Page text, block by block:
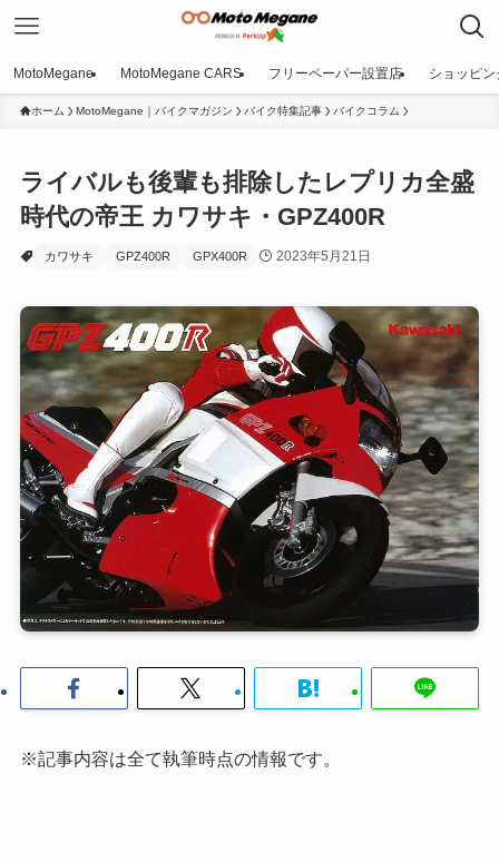
MotoMegane MotoMegane CARS フリーペーパー設置店 ショッピン
ホーム MotoMegane｜バイクマガジン バイク特集記事 バイクコラム
ライバルも後輩も排除したレプリカ全盛
時代の帝王 カワサキ・GPZ400R
カワサキ GPZ400R GPX400R 2023年5月21日
※記事内容は全て執筆時点の情報です。